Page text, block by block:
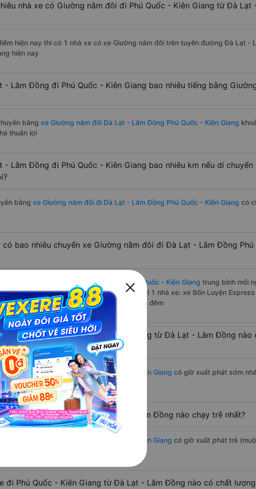
nhà xe có Giường nằm đôi đi Phú Quốc - Kiên Giang từ Đà Lạt
hiện nay thì có 1 nhà xe có xe Giường nằm đôi trên tuyến đường Đà Lạt -
hiện nay
- Lâm Đồng đi Phú Quốc - Kiên Giang bao nhiêu tiếng bằng
bằng xe Giường nằm đôi Đà Lạt - Lâm Đồng Phú Quốc - Kiên Giang
thuận lợi
- Lâm Đồng đi Phú Quốc - Kiên Giang bao nhiêu km nếu di chuyển
bằng xe Giường nằm đôi đi Đà Lạt - Lâm Đồng Phú Quốc - Kiên Giang có
có bao nhiêu chuyến xe Giường nằm đôi đi Đà Lạt - Lâm Đồng Phú
xe Giường nằm đôi Đà Lạt - Lâm Đồng Phú Quốc - Kiên Giang trung bình mỗi
Vexere.combắt đầu từ 16:00 đến 17:30 bởi 1 nhà xe: xe Bốn Luyện Express
đủ cả ban ngày, buổi trưa, buổi chiều, ban đêm
nằm đôi đi Phú Quốc - Kiên Giang từ Đà Lạt - Lâm Đồng nào
nằm đôi Đà Lạt - Lâm Đồng Phú Quốc - Kiên Giang có giờ xuất phát sớm
Bốn Luyện Express.
Phú Quốc - Kiên Giang từ Đà Lạt - Lâm Đồng nào chạy trễ nhất?
nằm đôi Đà Lạt - Lâm Đồng Phú Quốc - Kiên Giang có giờ xuất phát trễ
xe Bốn Luyện Express.
đi Phú Quốc - Kiên Giang từ Đà Lạt - Lâm Đồng nào có chất